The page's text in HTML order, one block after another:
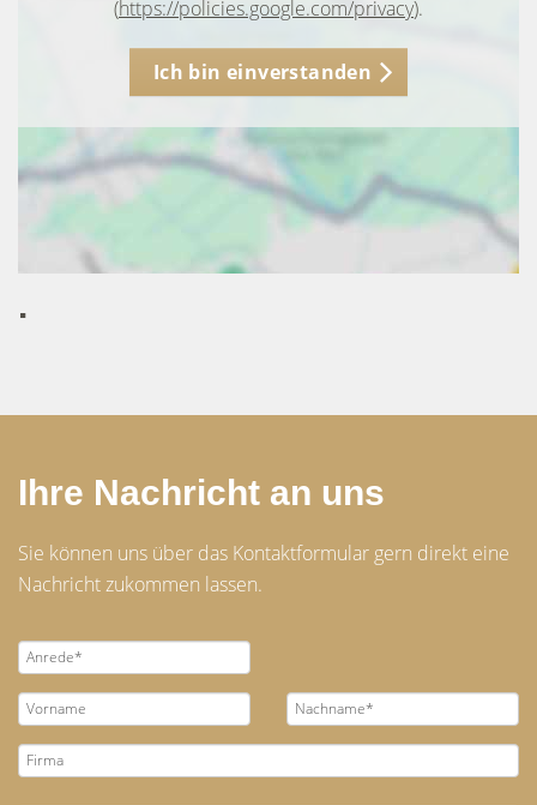
(https://policies.google.com/privacy).
Ich bin einverstanden
.
Ihre Nachricht an uns
Sie können uns über das Kontaktformular gern direkt eine
Nachricht zukommen lassen.